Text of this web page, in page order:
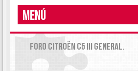
MENÚ
FORO CITROËN C5 III GENERAL.